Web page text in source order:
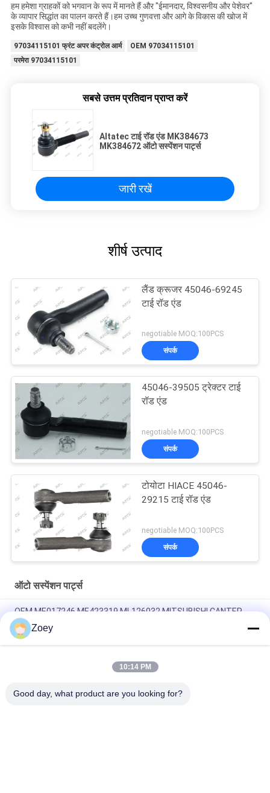
हम हमेशा ग्राहकों को भगवान के रूप में मानते हैं और "ईमानदार, विश्वसनीय और पेशेवर"
के व्यापार सिद्धांत का पालन करते हैं।हम उच्च गुणवत्ता और आगे के विकास की खोज में
इसके विश्वास को कभी नहीं बदलेंगे।
97034115101 फ्रंट अपर कंट्रोल आर्म
OEM 97034115101
परमेरा 97034115101
सबसे उत्तम प्रतिदान प्राप्त करें
Altatec टाई रॉड एंड MK384673
MK384672 ऑटो सस्पेंशन पार्ट्स
जारी रखें
शीर्ष उत्पाद
लैंड क्रूजर 45046-69245
टाई रॉड एंड
negotiable MOQ:100PCS
संपर्क
45046-39505 ट्रेक्टर टाई
रॉड एंड
negotiable MOQ:100PCS
संपर्क
टोयोटा HIACE 45046-
29215 टाई रॉड एंड
negotiable MOQ:100PCS
संपर्क
ऑटो सस्पेंशन पार्ट्स
OEM ME017246 ME423319 ML126032 MITSUBISHI CANTER
4M42-0AT के लिए एयर फ़िल्टर
OEM MB120298 MB120476 एयर फ़िल्टर MITSUBISHI CANTER
Zoey
10:14 PM
Good day, what product are you looking for?